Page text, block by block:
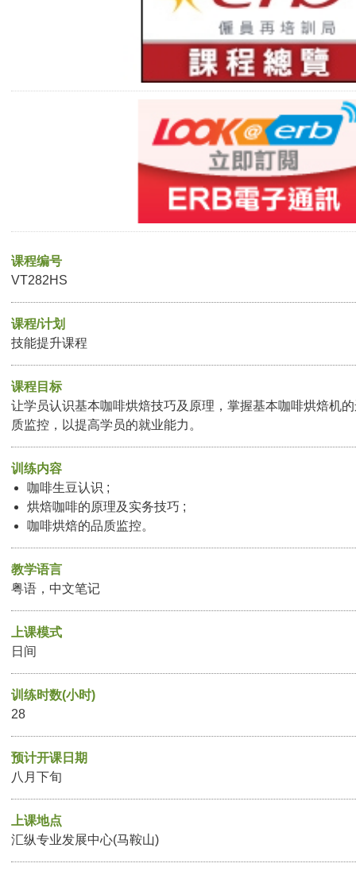
课程编号
VT282HS
课程/计划
技能提升课程
课程目标
让学员认识基本咖啡烘焙技巧及原理，掌握基本咖啡烘焙机
质监控，以提高学员的就业能力。
训练内容
咖啡生豆认识 ;
烘焙咖啡的原理及实务技巧 ;
咖啡烘焙的品质监控。
教学语言
粤语，中文笔记
上课模式
日间
训练时数(小时)
28
预计开课日期
八月下旬
上课地点
汇纵专业发展中心(马鞍山)